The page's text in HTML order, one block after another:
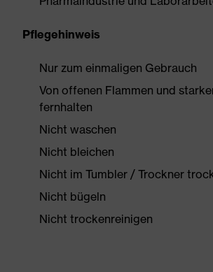
Pflegehinweis
Nur zum einmaligen Gebrauch
Von offenen Flammen und
fernhalten
Nicht waschen
Nicht bleichen
Nicht im Tumbler / Trockner
Nicht bügeln
Nicht trockenreinigen